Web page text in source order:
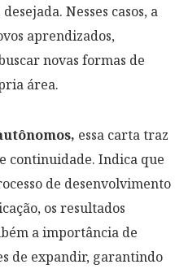
Nesses casos, a
aprendizados,
novas formas de
área.
essa carta traz
continuidade. Indica que
de desenvolvimento
os resultados
a importância de
de expandir, garantindo